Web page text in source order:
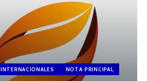
INTERNACIONALES NOTA PRINCIPAL